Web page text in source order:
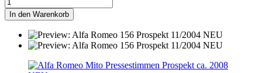
In den Warenkorb